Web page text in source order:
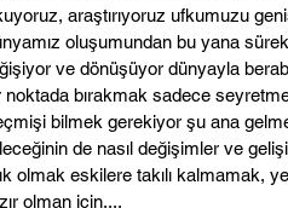
araştırıyoruz ufkumuzu
oluşumundan bu yana
ve dönüşüyor dünyayla
noktada bırakmak sadece
bilmek gerekiyor şu ana
de nasıl değişimler ve
olmak eskilere takılı kalmamak,
olman için....